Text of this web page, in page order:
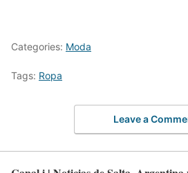
Categories: Moda
Tags: Ropa
Leave a